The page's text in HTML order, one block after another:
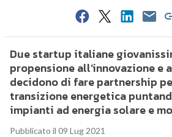
Due startup italiane
propensione all’innovazione
decidono di fare partnership
transizione energetica
impianti ad energia solare e
Pubblicato il 09 Lug 2021